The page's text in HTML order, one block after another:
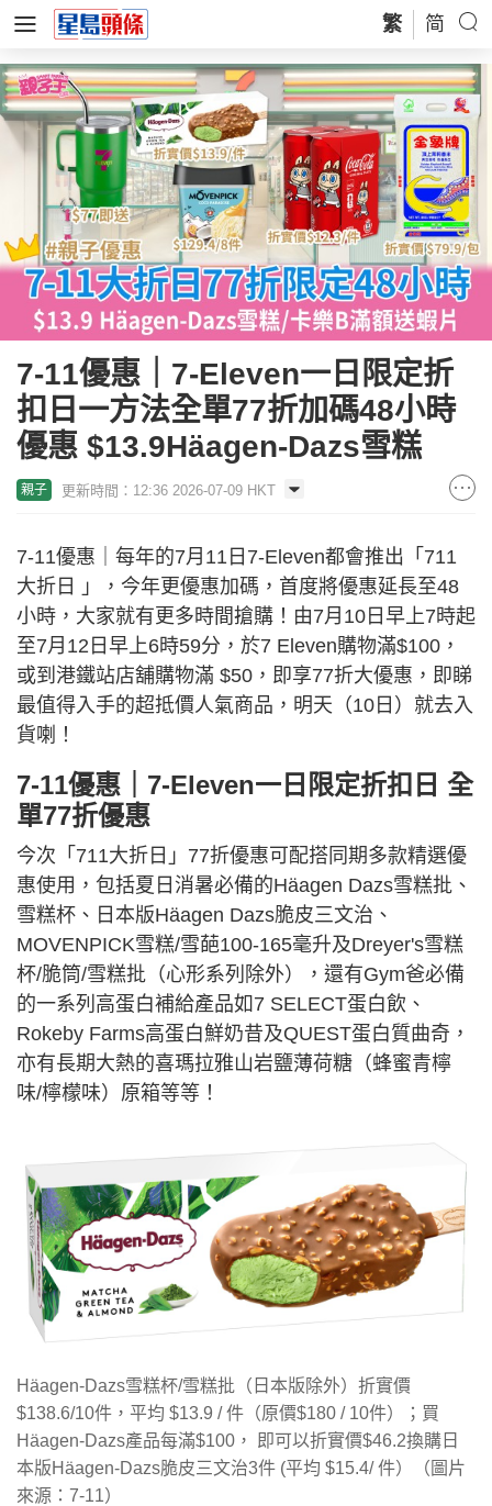
繁 简
7-11優惠｜7-Eleven一日限定折
扣日一方法全單77折加碼48小時
優惠 $13.9Häagen-Dazs雪糕
親子 更新時間：12:36 2026-07-09 HKT
7-11優惠｜每年的7月11日7-Eleven都會推出「711
大折日 」，今年更優惠加碼，首度將優惠延長至48
小時，大家就有更多時間搶購！由7月10日早上7時起
至7月12日早上6時59分，於7 Eleven購物滿$100，
或到港鐵站店舖購物滿 $50，即享77折大優惠，即睇
最值得入手的超抵價人氣商品，明天（10日）就去入
貨喇！
7-11優惠｜7-Eleven一日限定折扣日 全
單77折優惠
今次「711大折日」77折優惠可配搭同期多款精選優
惠使用，包括夏日消暑必備的Häagen Dazs雪糕批、
雪糕杯、日本版Häagen Dazs脆皮三文治、
MOVENPICK雪糕/雪葩100-165毫升及Dreyer's雪糕
杯/脆筒/雪糕批（心形系列除外），還有Gym爸必備
的一系列高蛋白補給產品如7 SELECT蛋白飲、
Rokeby Farms高蛋白鮮奶昔及QUEST蛋白質曲奇，
亦有長期大熱的喜瑪拉雅山岩鹽薄荷糖（蜂蜜青檸
味/檸檬味）原箱等等！
Häagen-Dazs雪糕杯/雪糕批（日本版除外）折實價
$138.6/10件，平均 $13.9 / 件（原價$180 / 10件）；買
Häagen-Dazs產品每滿$100， 即可以折實價$46.2換購日
本版Häagen-Dazs脆皮三文治3件 (平均 $15.4/ 件）（圖片
來源：7-11）